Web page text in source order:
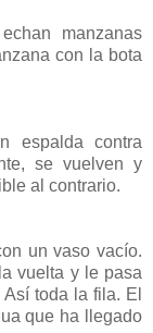
manzanas
con la bota
espalda contra
se vuelven y
al contrario.
un vaso vacío.
vuelta y le pasa
toda la fila. El
que ha llegado